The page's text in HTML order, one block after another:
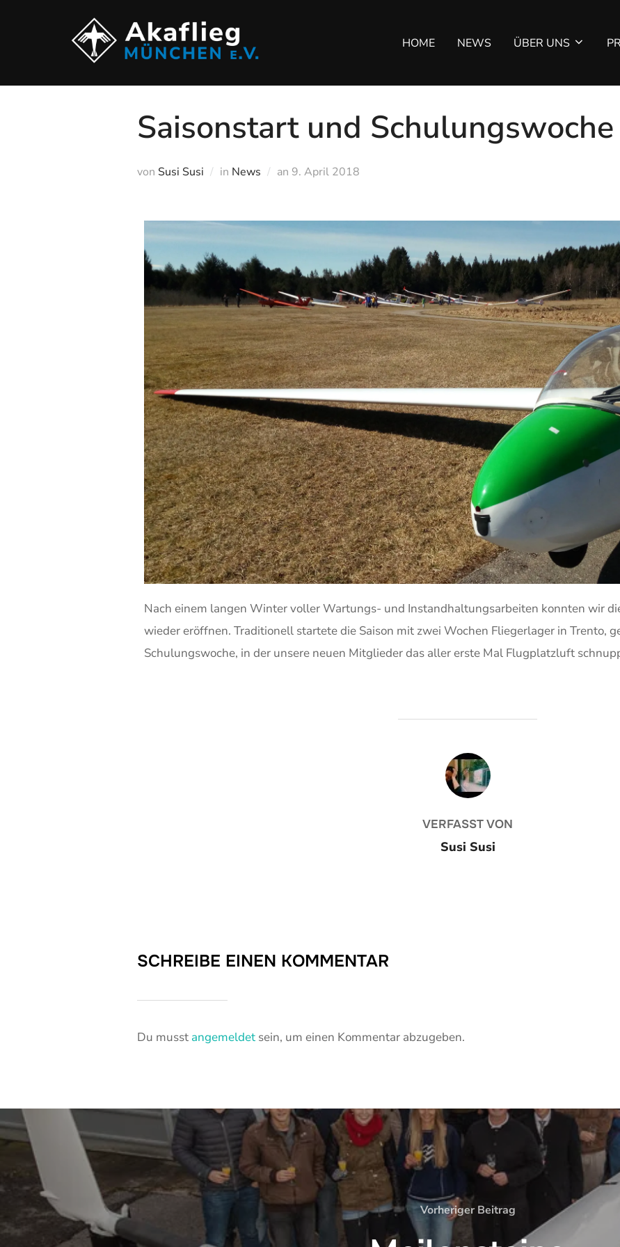
HOME NEWS ÜBER UNS
Saisonstart und
von Susi Susi in News an 9. April 2018
Nach einem langen Winter voller Wartungs- und Instandhaltungsarbeiten konnten wir
wieder eröffnen. Traditionell startete die Saison mit zwei Wochen Fliegerlager in Trento,
Schulungswoche, in der unsere neuen Mitglieder das aller erste Mal Flugplatzluft
BEITRAGSAUTOR
VERFASST VON
Susi Susi
SCHREIBE EINEN KOMMENTAR
Du musst angemeldet sein, um einen Kommentar abzugeben.
Vorheriger Beitrag